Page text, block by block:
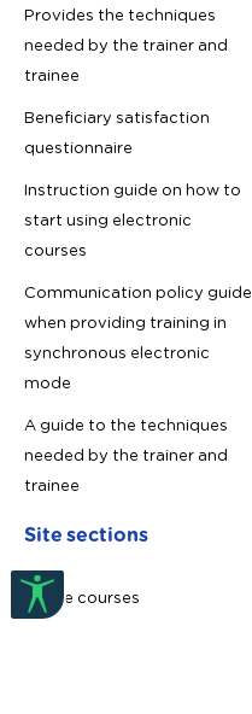
Provides the techniques
needed by the trainer and
trainee
Beneficiary satisfaction
questionnaire
Instruction guide on how to
start using electronic
courses
Communication policy guide
when providing training in
synchronous electronic
mode
A guide to the techniques
needed by the trainer and
trainee
Site sections
Online courses